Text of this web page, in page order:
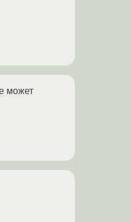
может